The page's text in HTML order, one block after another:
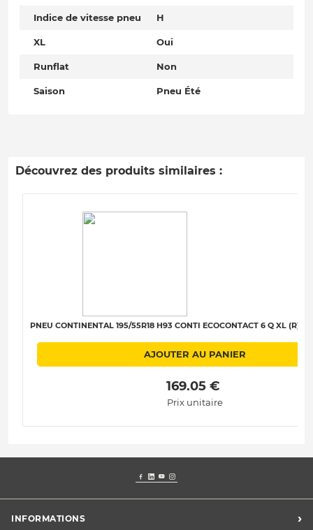
Indice de vitesse pneu H
XL Oui
Runflat Non
Saison Pneu Été
Découvrez des produits similaires :
PNEU CONTINENTAL 195/55R18 H93 CONTI ECOCONTACT 6 Q XL (R)
AJOUTER AU PANIER
169.05 €
Prix unitaire
INFORMATIONS ›